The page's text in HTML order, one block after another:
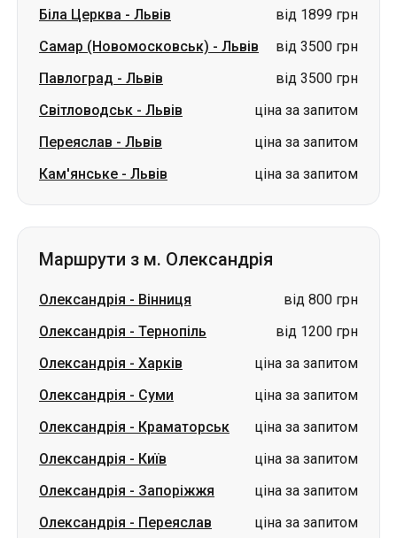
Біла Церква - Львів
від 1899 грн
Самар (Новомосковськ) - Львів
від 3500 грн
Павлоград - Львів
від 3500 грн
Світловодськ - Львів
ціна за запитом
Переяслав - Львів
ціна за запитом
Кам'янське - Львів ціна за запитом
Маршрути з м. Олександрія
Олександрія - Вінниця
від 800 грн
Олександрія - Тернопіль
від 1200 грн
Олександрія - Харків
ціна за запитом
Олександрія - Суми
ціна за запитом
Олександрія - Краматорськ
ціна за запитом
Олександрія - Київ
ціна за запитом
Олександрія - Запоріжжя
ціна за запитом
Олександрія - Переяслав
ціна за запитом